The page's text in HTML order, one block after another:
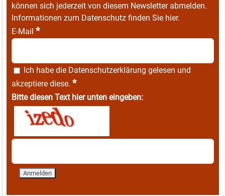
können sich jederzeit von diesem Newsletter abmelden.
Informationen zum Datenschutz finden Sie hier.
E-Mail *
Ich habe die Datenschutzerklärung gelesen und
akzeptiere diese. *
Bitte diesen Text hier unten eingeben: